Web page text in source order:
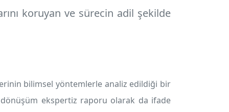
koruyan ve sürecin adil şekilde
bilimsel yöntemlerle analiz edildiği bir
dönüşüm ekspertiz raporu olarak da ifade